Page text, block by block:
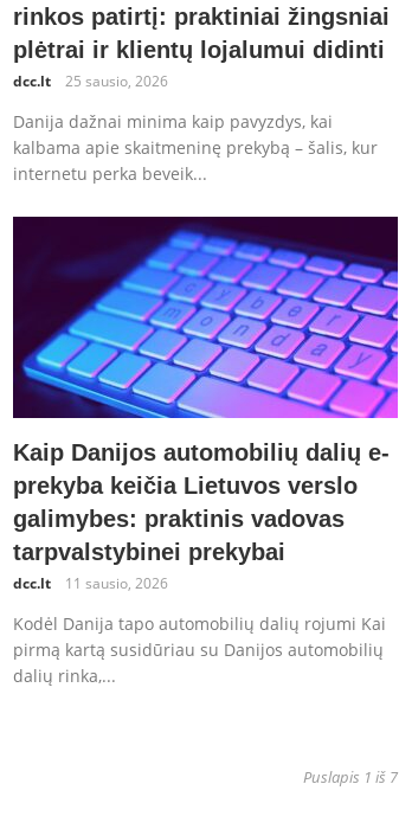
rinkos patirtį: praktiniai žingsniai
plėtrai ir klientų lojalumui didinti
dcc.lt 25 sausio, 2026
Danija dažnai minima kaip pavyzdys, kai
kalbama apie skaitmeninę prekybą – šalis, kur
internetu perka beveik...
Kaip Danijos automobilių dalių e-
prekyba keičia Lietuvos verslo
galimybes: praktinis vadovas
tarpvalstybinei prekybai
dcc.lt 11 sausio, 2026
Kodėl Danija tapo automobilių dalių rojumi Kai
pirmą kartą susidūriau su Danijos automobilių
dalių rinka,...
Puslapis 1 iš 7